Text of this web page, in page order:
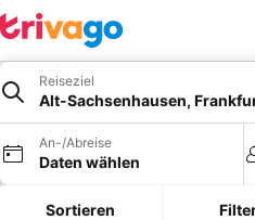
Reiseziel
Alt-Sachsenhausen,
An-/Abreise
Daten wählen
Sortieren